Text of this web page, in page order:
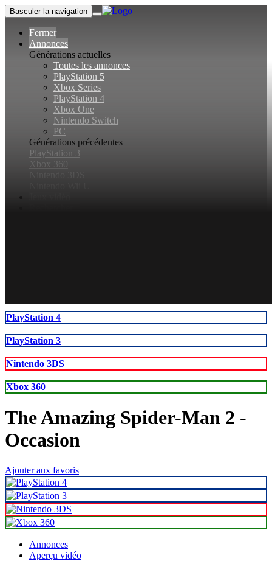
Basculer la navigation
Fermer
Annonces
Générations actuelles
Toutes les annonces
PlayStation 5
Xbox Series
PlayStation 4
Xbox One
Nintendo Switch
PC
Générations précédentes
PlayStation 3
Xbox 360
PlayStation 4
PlayStation 3
Nintendo 3DS
Xbox 360
The Amazing Spider-Man 2 -
Occasion
Ajouter aux favoris
Annonces
Aperçu vidéo